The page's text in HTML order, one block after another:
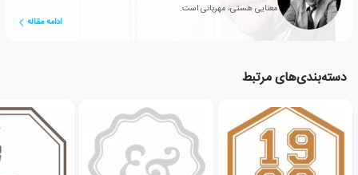
معنایی هستی، مهربانی است.
ادامه مقاله
دسته‌بندی‌های مرتبط